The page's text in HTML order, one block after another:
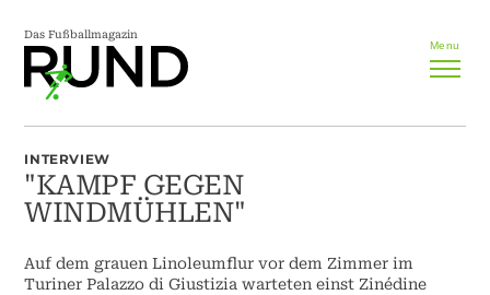
Das Fußballmagazin
Menu
INTERVIEW
"KAMPF GEGEN
WINDMÜHLEN"
Auf dem grauen Linoleumflur vor dem Zimmer im
Turiner Palazzo di Giustizia warteten einst Zinédine